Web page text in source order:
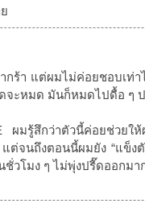
กร้า แต่ผมไม่ค่อยชอบเท่
จะหมด มันก็หมดไปดื้อ ๆ
มรู้สึกว่าตัวนี้ค่อยช่วยใ
ต่จนถึงตอนนี้ผมยัง “แข็ง
ชั่วโมง ๆ ไม่พุ่งปรี๊ดออกม